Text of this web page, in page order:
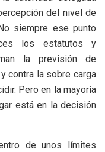
del nivel de
siempre ese punto
los estatutos y
la previsión de
contra la sobre carga
Pero en la mayoría
está en la decisión
de unos límites